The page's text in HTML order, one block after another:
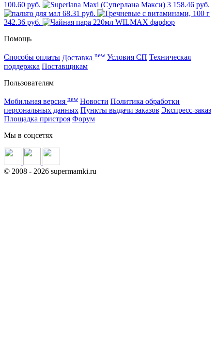
100.60 руб.
3 158.46 руб.
68.31 руб.
342.36 руб.
Помощь
Способы оплаты Доставка new Условия СП Техническая
поддержка Поставщикам
Пользователям
Мобильная версия new Новости Политика обработки
персональных данных Пункты выдачи заказов Экспресс-заказ
Площадка пристроя Форум
Мы в соцсетях
© 2008 - 2026 supermamki.ru